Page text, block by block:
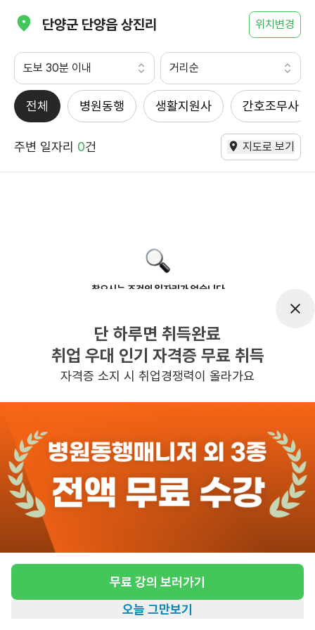
단양군 단양읍 상진리 위치변경
도보 30분 이내 거리순
전체 병원동행 생활지원사 간호조무사
주변 일자리 0건 지도로 보기
찾으시는 조건의 일자리가 없습니다
반경 3KM 이내의 일자리 확인하기
단 하루면 취득완료
취업 우대 인기 자격증 무료 취득
자격증 소지 시 취업경쟁력이 올라가요
무료 강의 보러가기
오늘 그만보기